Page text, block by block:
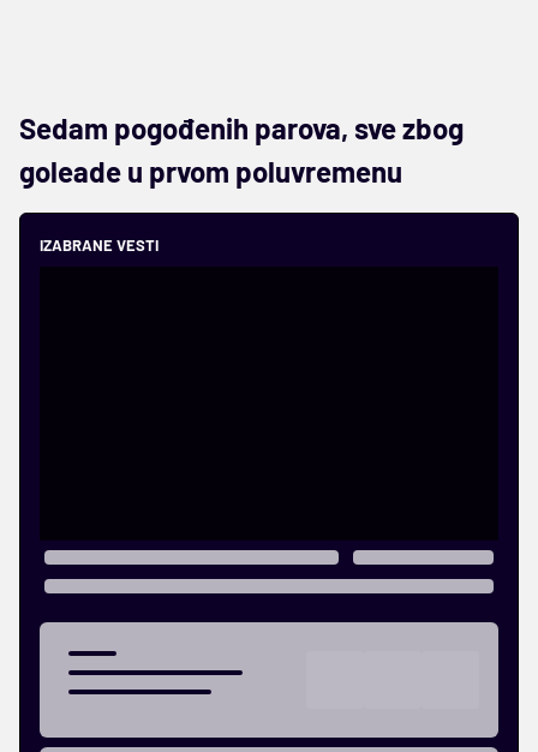
Sedam pogođenih parova, sve zbog
goleade u prvom poluvremenu
IZABRANE VESTI